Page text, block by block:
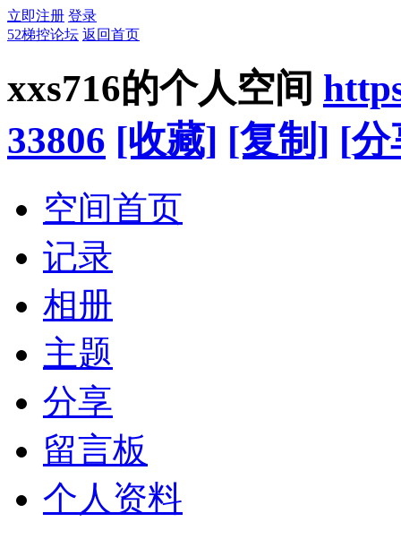
立即注册 登录
52梯控论坛 返回首页
xxs716的个人空间
33806 [收藏] [复制] [分
空间首页
记录
相册
主题
分享
留言板
个人资料